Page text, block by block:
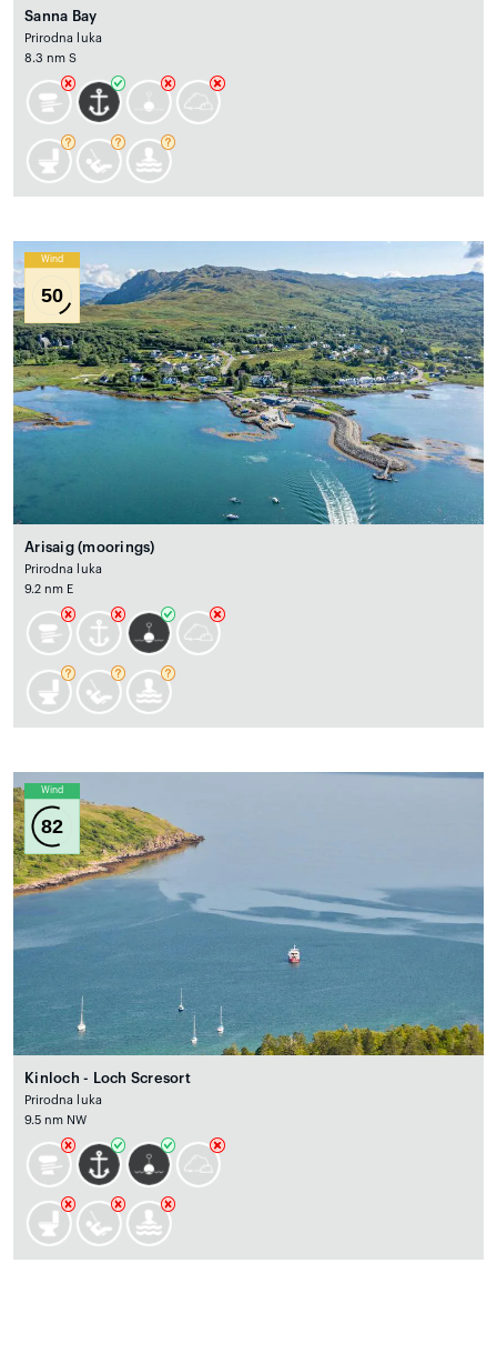
Sanna Bay
Prirodna luka
8.3 nm S
Wind
50
Arisaig (moorings)
Prirodna luka
9.2 nm E
Wind
82
Kinloch - Loch Scresort
Prirodna luka
9.5 nm NW